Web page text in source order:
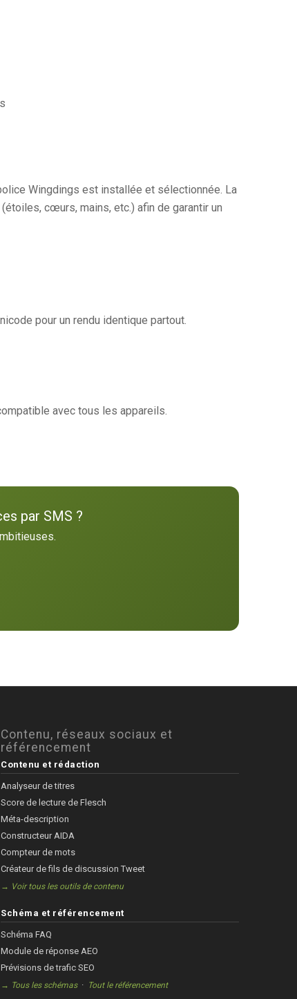
Wingdings est installée et sélectionnée. La
cœurs, mains, etc.) afin de garantir un
pour un rendu identique partout.
avec tous les appareils.
par SMS ?
Contenu, réseaux sociaux et
référencement
Contenu et rédaction
Analyseur de titres
Score de lecture de Flesch
Méta-description
Constructeur AIDA
Compteur de mots
Créateur de fils de discussion Tweet
→ Voir tous les outils de contenu
Schéma et référencement
Schéma FAQ
Module de réponse AEO
Prévisions de trafic SEO
→ Tous les schémas· Tout le référencement